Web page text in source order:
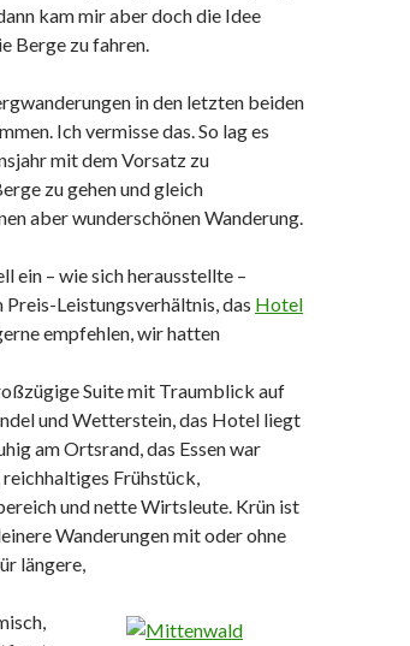
kam mir aber doch die Idee
Berge zu fahren.
in den letzten beiden
Ich vermisse das. So lag es
mit dem Vorsatz zu
zu gehen und gleich
aber wunderschönen Wanderung.
ein – wie sich herausstellte –
Leistungsverhältnis, das Hotel
empfehlen, wir hatten
Suite mit Traumblick auf
und Wetterstein, das Hotel liegt
am Ortsrand, das Essen war
reichhaltiges Frühstück,
und nette Wirtsleute. Krün ist
Wanderungen mit oder ohne
längere,